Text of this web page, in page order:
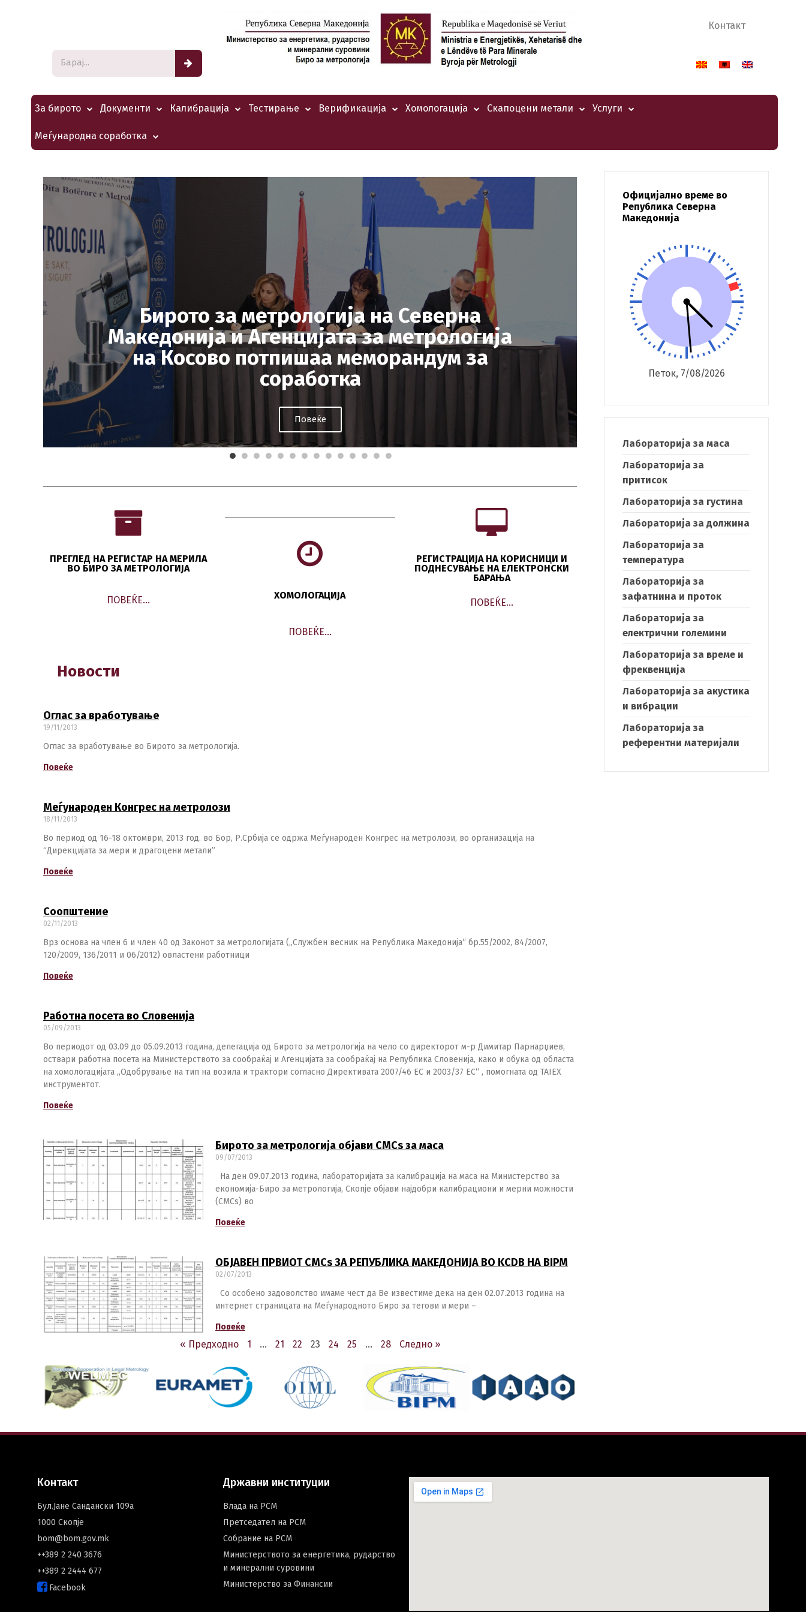
Контакт
За бирото Документи Калибрација Тестирање Верификација Хомологација Скапоцени метали Услуги
Меѓународна соработка
ПРЕГЛЕД НА РЕГИСТАР НА МЕРИЛА
ВО БИРО ЗА МЕТРОЛОГИЈА
ПОВЕЌЕ… ХОМОЛОГАЦИЈА
ПОВЕЌЕ…
РЕГИСТРАЦИЈА НА КОРИСНИЦИ И
ПОДНЕСУВАЊЕ НА ЕЛЕКТРОНСКИ
БАРАЊА
ПОВЕЌЕ…
Новости
Оглас за вработување
19/11/2013
Оглас за вработување во Бирото за метрологија.
Повеќе
Меѓународен Конгрес на метролози
18/11/2013
Во период од 16-18 октомври, 2013 год. во Бор, Р.Србија се одржа Меѓународен Конгрес на метролози, во организација на
“Дирекцијата за мери и драгоцени метали”
Повеќе
Соопштение
02/11/2013
Врз основа на член 6 и член 40 од Законот за метрологијата („Службен весник на Република Македонија“ бр.55/2002, 84/2007,
120/2009, 136/2011 и 06/2012) овластени работници
Повеќе
Работна посета во Словенија
05/09/2013
Во периодот од 03.09 до 05.09.2013 година, делегација од Бирото за метрологија на чело со директорот м-р Димитар Парнарџиев,
оствари работна посета на Министерството за сообраќај и Агенцијата за сообраќај на Република Словенија, како и обука од областа
на хомологацијата „Одобрување на тип на возила и трактори согласно Директивата 2007/46 EC и 2003/37 EC“ , помогната од TAIEX
инструментот.
Повеќе
Бирото за метрологија објави CMCs за маса
09/07/2013
На ден 09.07.2013 година, лабораторијата за калибрација на маса на Министерство за
економија-Биро за метрологија, Скопје објави најдобри калибрациони и мерни можности
(CMCs) во
Повеќе
ОБЈАВЕН ПРВИОТ CMCs ЗА РЕПУБЛИКА МАКЕДОНИЈА ВО KCDB НА BIPM
02/07/2013
Со особено задоволство имаме чест да Ве известиме дека на ден 02.07.2013 година на
интернет страницата на Меѓународното Биро за тегови и мери –
Повеќе
« Предходно 1 … 21 22 23 24 25 … 28 Следно »
Официјално време во
Република Северна
Македонија
Петок, 7/08/2026
Лабораторија за маса
Лабораторија за
притисок
Лабораторија за густина
Лабораторија за должина
Лабораторија за
температура
Лабораторија за
зафатнина и проток
Лабораторија за
електрични големини
Лабораторија за време и
фреквенција
Лабораторија за акустика
и вибрации
Лабораторија за
референтни материјали
Контакт
Бул.Јане Сандански 109а
1000 Скопје
bom@bom.gov.mk
++389 2 240 3676
++389 2 2444 677
Facebook
Државни институции
Влада на РСМ
Претседател на РСМ
Собрание на РСМ
Министерството за енергетика, рударство
и минерални суровини
Министерство за Финансии